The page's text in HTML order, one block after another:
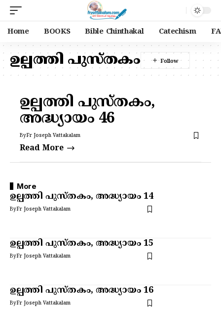
Home BOOKS Bible Chinthakal Catechism
ഉല്പത്തി പുസ്തകം
ഉല്പത്തി പുസ്തകം,
അദ്ധ്യായം 46
ByFr Joseph Vattakalam
Read More
More
ഉല്പത്തി പുസ്തകം, അദ്ധ്യായം 14
ByFr Joseph Vattakalam
ഉല്പത്തി പുസ്തകം, അദ്ധ്യായം 15
ByFr Joseph Vattakalam
ഉല്പത്തി പുസ്തകം, അദ്ധ്യായം 16
ByFr Joseph Vattakalam